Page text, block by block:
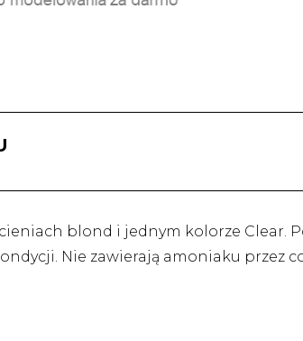
blond i jednym kolorze Clear.
Nie zawierają amoniaku przez